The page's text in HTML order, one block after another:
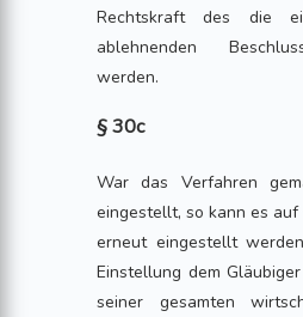
Rechtskraft des die
ablehnenden
werden.
§ 30c
War das Verfahren
eingestellt, so kann es
erneut eingestellt
Einstellung dem
seiner gesamten